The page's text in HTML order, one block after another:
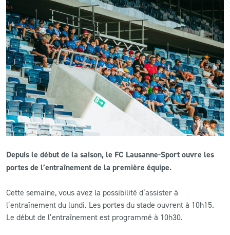
BUSINESS
RESTAURATION
CLUB
CONTACT
ACTUALITÉS
MATCH DES CELEBRITES
Depuis le début de la saison, le FC Lausanne-Sport ouvre les
portes de l’entraînement de la première équipe.
Cette semaine, vous avez la possibilité d’assister à
l’entraînement du lundi. Les portes du stade ouvrent à 10h15.
Le début de l’entraînement est programmé à 10h30.